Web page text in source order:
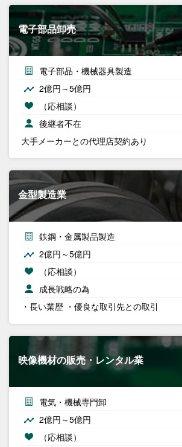
電子部品卸売
電子部品・機械器具製造
2億円～5億円
（応相談）
後継者不在
大手メーカーとの代理店契約あり
金型製造業
鉄鋼・金属製品製造
2億円～5億円
（応相談）
成長戦略の為
・長い業歴 ・優良な取引先との取引
映像機材の販売・レンタル業
電気・機械専門卸
2億円～5億円
（応相談）